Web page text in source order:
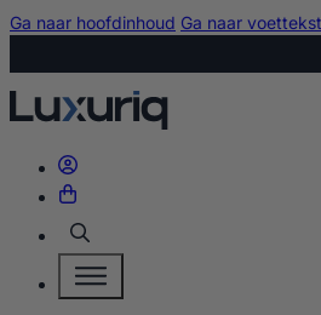
Ga naar hoofdinhoud Ga naar voettekst
Zoeken